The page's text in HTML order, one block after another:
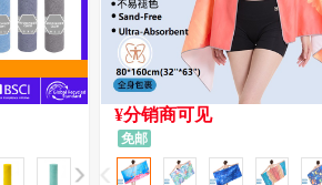
¥分销商可见
免邮